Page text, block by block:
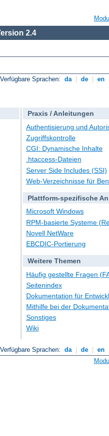
2.4
Verfügbare Sprachen: da de en
Praxis / Anleitungen
Authentisierung und
Zugriffskontrolle
CGI: Dynamische Inhalte
.htaccess-Dateien
Server Side Includes (SSI)
Web-Verzeichnisse für
Plattform-spezifische
Microsoft Windows
RPM-basierte Systeme
Novell NetWare
EBCDIC-Portierung
Weitere Themen
Häufig gestellte Fragen
Seitenindex
Dokumentation für
Mithilfe bei der
Sonstiges
Wiki
Verfügbare Sprachen: da de en